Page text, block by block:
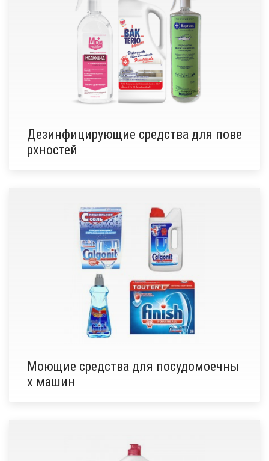
Дезинфицирующие средства для пове
рхностей
Моющие средства для посудомоечны
х машин